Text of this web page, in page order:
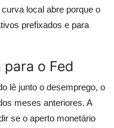
local abre porque o
prefixados e para
para o Fed
lê junto o desemprego, o
meses anteriores. A
se o aperto monetário